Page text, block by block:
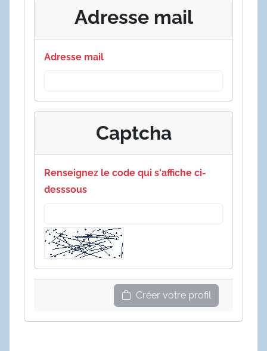
Adresse mail
Adresse mail
Captcha
Renseignez le code qui s'affiche ci-
desssous
Créer votre profil